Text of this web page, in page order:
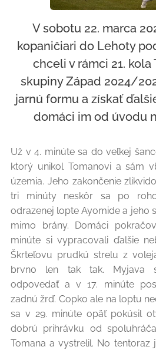
V sobotu 22. marca
kopaničiari do Lehoty
chceli v rámci 21. kola
skupiny Západ 2024/
jarnú formu a získať
domáci im od úvodu
Už v 4. minúte sa do veľkej
ktorý unikol Tomanovi a sám
územia. Jeho zakončenie
tri minúty neskôr sa po
odrazenej lopte Ayomide a jeho
mimo brány. Domáci
minúte si vypracovali ďalšie
Škrteľovu prudkú strelu z
brvno len tak tak. Myjava
odpovedať a v 17. minúte
zadnú žrď. Copko ale na loptu
sa v 29. minúte opäť pokúsil
dobrú prihrávku od
Tomana a vystrelil. No tentoraz